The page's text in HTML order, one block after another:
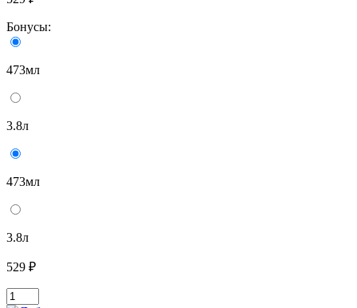
Бонусы:
473мл
3.8л
473мл
3.8л
529 ₽